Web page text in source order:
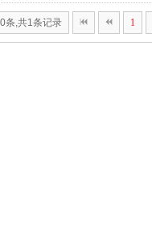
条,共1条记录 1